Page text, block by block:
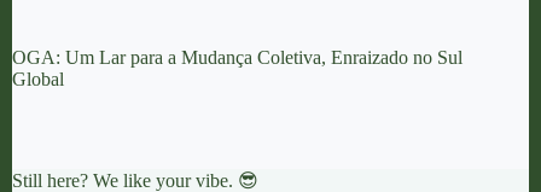
OGA: Um Lar para a Mudança Coletiva, Enraizado no Sul
Global
Still here? We like your vibe. 😎